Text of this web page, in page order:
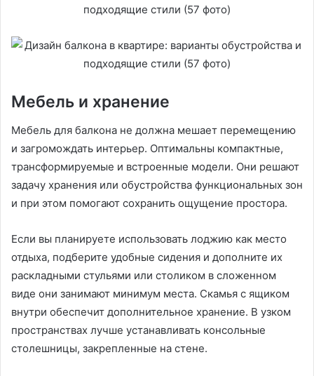
Мебель и хранение
Мебель для балкона не должна мешает перемещению
и загромождать интерьер. Оптимальны компактные,
трансформируемые и встроенные модели. Они решают
задачу хранения или обустройства функциональных зон
и при этом помогают сохранить ощущение простора.
Если вы планируете использовать лоджию как место
отдыха, подберите удобные сидения и дополните их
раскладными стульями или столиком в сложенном
виде они занимают минимум места. Скамья с ящиком
внутри обеспечит дополнительное хранение. В узком
пространствах лучше устанавливать консольные
столешницы, закрепленные на стене.